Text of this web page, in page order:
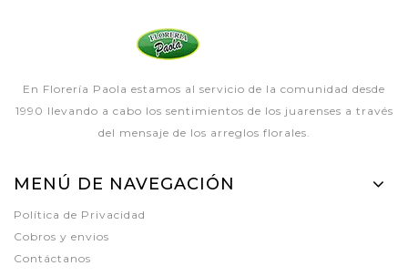
En Florería Paola estamos al servicio de la comunidad desde
1990 llevando a cabo los sentimientos de los juarenses a través
del mensaje de los arreglos florales.
MENÚ DE NAVEGACIÓN
Política de Privacidad
Cobros y envios
Contáctanos